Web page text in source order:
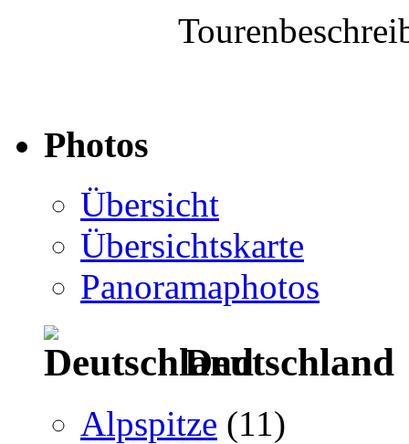
Photos
Übersicht
Übersichtskarte
Panoramaphotos
Deutschland
Alpspitze (11)